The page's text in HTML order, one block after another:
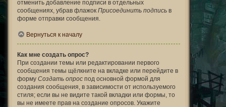
отменить добавление подписи в отдельных
сообщениях, убрав флажок Присоединить подпись в
форме отправки сообщения.
Вернуться к началу
Как мне создать опрос?
При создании темы или редактировании первого
сообщения темы щёлкните на вкладке или перейдите в
форму Создать опрос под основной формой для
создания сообщения, в зависимости от используемого
стиля; если вы не видите такой вкладки или формы, то
вы не имеете прав на создание опросов. Укажите